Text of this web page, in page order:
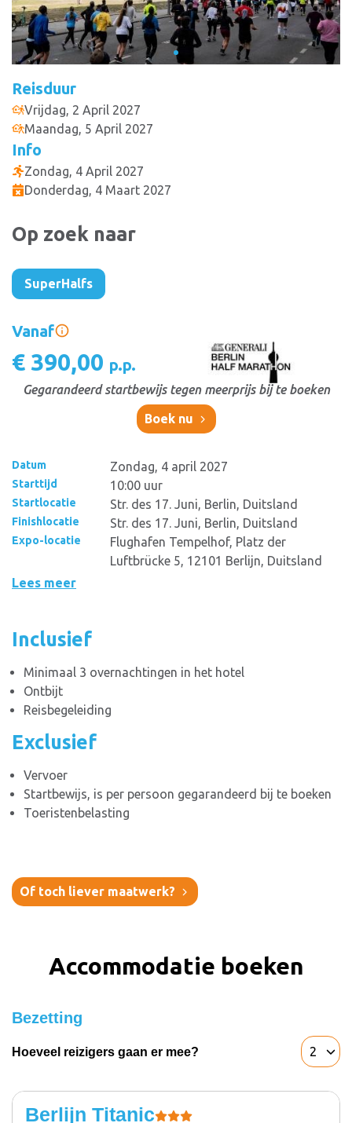
Reisduur
Vrijdag, 2 April 2027
Maandag, 5 April 2027
Info
Zondag, 4 April 2027
Donderdag, 4 Maart 2027
Op zoek naar
SuperHalfs
Vanaf
€ 390,00 p.p.
Gegarandeerd startbewijs tegen meerprijs bij te boeken
Boek nu
Datum Zondag, 4 april 2027
Starttijd 10:00 uur
Startlocatie Str. des 17. Juni, Berlin, Duitsland
Finishlocatie Str. des 17. Juni, Berlin, Duitsland
Expo-locatie
Flughafen Tempelhof, Platz der
Luftbrücke 5, 12101 Berlijn, Duitsland
Lees meer
Inclusief
Minimaal 3 overnachtingen in het hotel
Ontbijt
Reisbegeleiding
Exclusief
Vervoer
Startbewijs, is per persoon gegarandeerd bij te boeken
Toeristenbelasting
Of toch liever maatwerk?
Accommodatie boeken
Bezetting
Hoeveel reizigers gaan er mee?
Berlijn Titanic